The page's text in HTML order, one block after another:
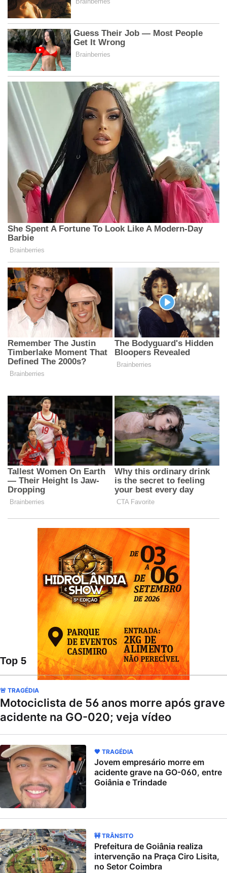
Top 5
🚨 TRAGÉDIA
Motociclista de 56 anos morre após grave
acidente na GO-020; veja vídeo
🖤 TRAGÉDIA
Jovem empresário morre em
acidente grave na GO-060, entre
Goiânia e Trindade
🚧 TRÂNSITO
Prefeitura de Goiânia realiza
intervenção na Praça Ciro Lisita,
no Setor Coimbra